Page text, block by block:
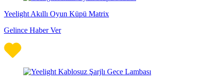
Yeelight Akıllı Oyun Küpü Matrix
Gelince Haber Ver